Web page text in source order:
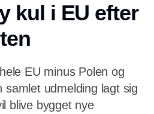
kul i EU efter
EU minus Polen og
udmelding lagt sig
blive bygget nye